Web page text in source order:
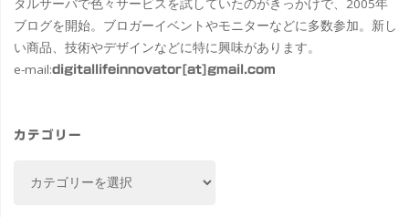
タルサーバで色々サービスを試していたのがきっかけで、2005年
ブログを開始。ブロガーイベントやモニターなどに多数参加。新し
い商品、技術やデザインなどに特に興味があります。
e-mail:digitallifeinnovator[at]gmail.com
カテゴリー